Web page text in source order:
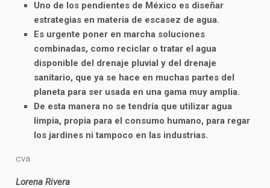
Uno de los pendientes de México es diseñar
estrategias en materia de escasez de agua.
Es urgente poner en marcha soluciones
combinadas, como reciclar o tratar el agua
disponible del drenaje pluvial y del drenaje
sanitario, que ya se hace en muchas partes del
planeta para ser usada en una gama muy amplia.
De esta manera no se tendría que utilizar agua
limpia, propia para el consumo humano, para regar
los jardines ni tampoco en las industrias.
cva
Lorena Rivera